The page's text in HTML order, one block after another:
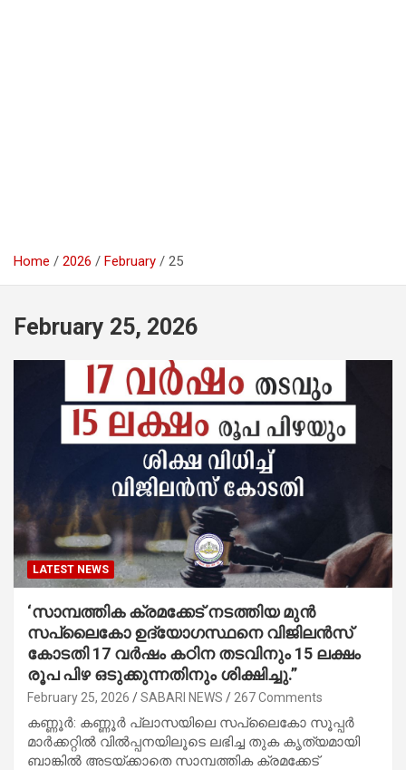
Home 2026 February 25
February 25, 2026
LATEST NEWS
‘സാമ്പത്തിക ക്രമക്കേട് നടത്തിയ മുന്‍
സപ്ലൈകോ ഉദ്യോഗസ്ഥനെ വിജിലന്‍സ്
കോടതി 17 വര്‍ഷം കഠിന തടവിനും 15 ലക്ഷം
രൂപ പിഴ ഒടുക്കുന്നതിനും ശിക്ഷിച്ചു.”
February 25, 2026 SABARI NEWS 267 Comments
കണ്ണൂര്‍: കണ്ണൂര്‍ പ്ലാസയിലെ സപ്ലൈകോ സൂപ്പര്‍
മാര്‍ക്കറ്റില്‍ വില്‍പ്പനയിലൂടെ ലഭിച്ച തുക കൃത്യമായി
ബാങ്കില്‍ അടയ്ക്കാതെ സാമ്പത്തിക ക്രമക്കേട്